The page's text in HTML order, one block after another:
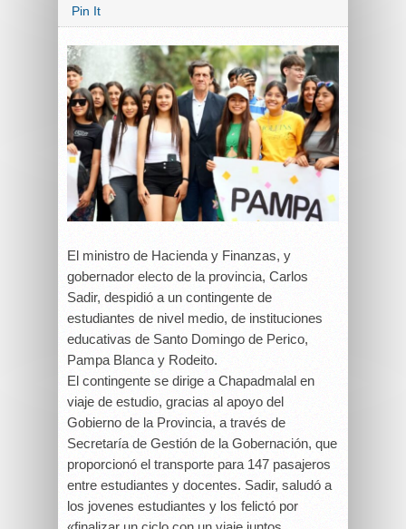
Pin It
El ministro de Hacienda y Finanzas, y
gobernador electo de la provincia, Carlos
Sadir, despidió a un contingente de
estudiantes de nivel medio, de instituciones
educativas de Santo Domingo de Perico,
Pampa Blanca y Rodeito.
El contingente se dirige a Chapadmalal en
viaje de estudio, gracias al apoyo del
Gobierno de la Provincia, a través de
Secretaría de Gestión de la Gobernación, que
proporcionó el transporte para 147 pasajeros
entre estudiantes y docentes. Sadir, saludó a
los jovenes estudiantes y los felictó por